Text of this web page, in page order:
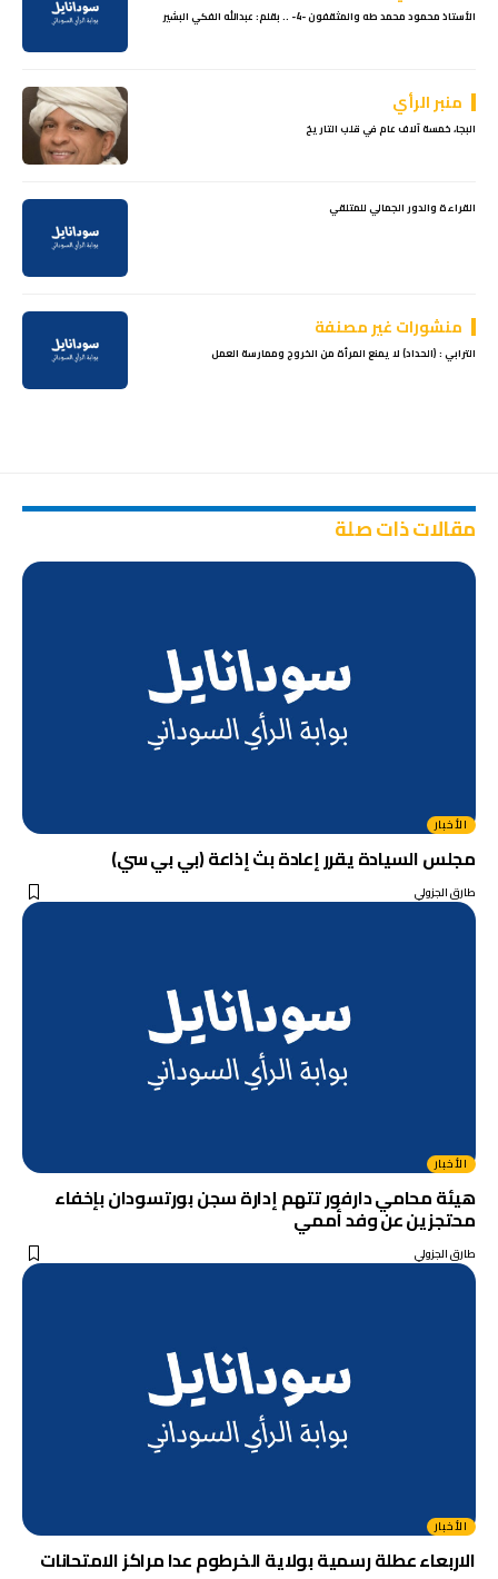
الأستاذ محمود محمد طه والمثقفون -4- .. بقلم: عبدالله الفكي البشير
منبر الرأي
البجا، خمسة آلاف عام في قلب التاريخ
القراءة والدور الجمالي للمتلقي
منشورات غير مصنفة
الترابي : (الحداد) لا يمنع المرأة من الخروج وممارسة العمل
مقالات ذات صلة
الأخبار
مجلس السيادة يقرر إعادة بث إذاعة (بي بي سي)
طارق الجزولي
الأخبار
هيئة محامي دارفور تتهم إدارة سجن بورتسودان بإخفاء
محتجزين عن وفد أممي
طارق الجزولي
الأخبار
الاربعاء عطلة رسمية بولاية الخرطوم عدا مراكز الامتحانات